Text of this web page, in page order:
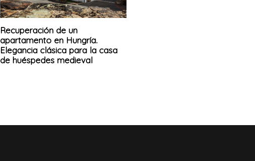
Recuperación de un
apartamento en Hungría.
Elegancia clásica para la casa
de huéspedes medieval